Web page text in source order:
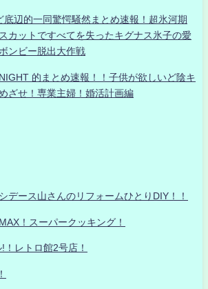
底辺的一同驚愕騒然まとめ速報！超氷河期
カットですべてを失ったキグナス氷子の愛
ンビー脱出大作戦
的まとめ速報！！子供が欲しいど陰キ
ざせ！専業主婦！婚活計画編
デース山さんのリフォームひとりDIY！！
！スーパークッキング！
レトロ館2号店！